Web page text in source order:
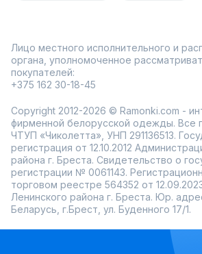
Лицо местного исполнительного и
органа, уполномоченное
покупателей:
+375 162 30-18-45
Copyright 2012-2026 © Ramonki.com -
фирменной белорусской одежды. Все
ЧТУП «Чиколетта», УНП 291136513.
регистрация от 12.10.2012
района г. Бреста. Свидетельство о
регистрации № 0061143.
торговом реестре 564352 от
Ленинского района г. Бреста. Юр.
Беларусь, г.Брест, ул. Буденного 17/1.